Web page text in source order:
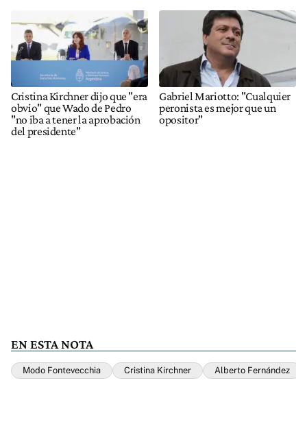
Cristina Kirchner dijo que "era
obvio" que Wado de Pedro
"no iba a tener la aprobación
del presidente"
Gabriel Mariotto: "Cualquier
peronista es mejor que un
opositor"
EN ESTA NOTA
Modo Fontevecchia Cristina Kirchner Alberto Fernández